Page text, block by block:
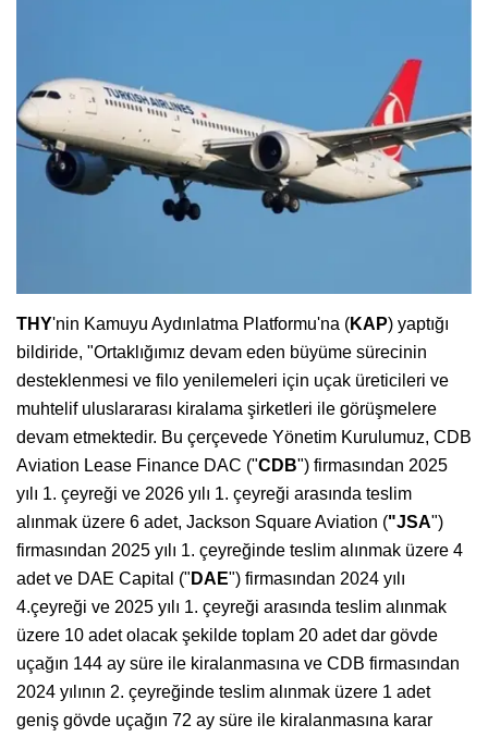
THY'nin Kamuyu Aydınlatma Platformu'na (KAP) yaptığı
bildiride, "Ortaklığımız devam eden büyüme sürecinin
desteklenmesi ve filo yenilemeleri için uçak üreticileri ve
muhtelif uluslararası kiralama şirketleri ile görüşmelere
devam etmektedir. Bu çerçevede Yönetim Kurulumuz, CDB
Aviation Lease Finance DAC ("CDB") firmasından 2025
yılı 1. çeyreği ve 2026 yılı 1. çeyreği arasında teslim
alınmak üzere 6 adet, Jackson Square Aviation ("JSA")
firmasından 2025 yılı 1. çeyreğinde teslim alınmak üzere 4
adet ve DAE Capital (" DAE") firmasından 2024 yılı
4.çeyreği ve 2025 yılı 1. çeyreği arasında teslim alınmak
üzere 10 adet olacak şekilde toplam 20 adet dar gövde
uçağın 144 ay süre ile kiralanmasına ve CDB firmasından
2024 yılının 2. çeyreğinde teslim alınmak üzere 1 adet
geniş gövde uçağın 72 ay süre ile kiralanmasına karar